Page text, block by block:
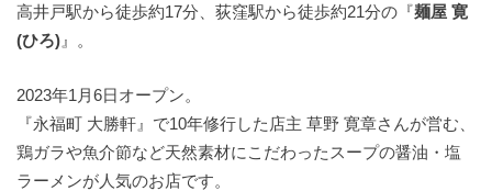
高井戸駅から徒歩約17分、荻窪駅から徒歩約21分の『麺屋 寛
(ひろ) 』。
2023年1月6日オープン。
『永福町 大勝軒』で10年修行した店主 草野 寛章さんが営む、
鶏ガラや魚介節など天然素材にこだわったスープの醤油・塩
ラーメンが人気のお店です。